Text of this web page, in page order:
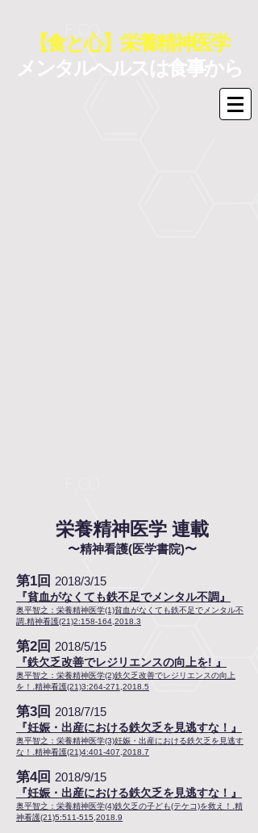
【食と心】栄養精神医学
メンタルヘルスは食事から
栄養精神医学 連載
〜精神看護(医学書院)〜
第1回 2018/3/15
『貧血がなくても鉄不足でメンタル不調』
奥平智之：栄養精神医学(1)貧血がなくても鉄不足でメンタル不
調.精神看護(21)2:158-164,2018.3
第2回 2018/5/15
『鉄欠乏改善でレジリエンスの向上を! 』
奥平智之：栄養精神医学(2)鉄欠乏改善でレジリエンスの向上
を！.精神看護(21)3:264-271,2018.5
第3回 2018/7/15
『妊娠・出産における鉄欠乏を見逃すな！』
奥平智之：栄養精神医学(3)妊娠・出産における鉄欠乏を見逃す
な！.精神看護(21)4:401-407,2018.7
第4回 2018/9/15
『妊娠・出産における鉄欠乏を見逃すな！』
奥平智之：栄養精神医学(4)鉄欠乏の子ども(テケコ)を救え！.精
神看護(21)5:511-515,2018.9